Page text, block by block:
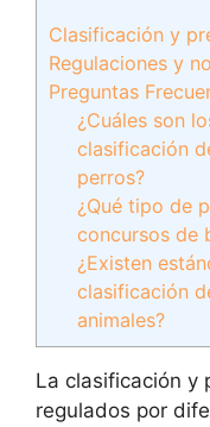
Clasificación y
Regulaciones y
Preguntas
¿Cuáles son
clasificación
perros?
¿Qué tipo de
concursos de
¿Existen
clasificación
animales?
La clasificación y
regulados por